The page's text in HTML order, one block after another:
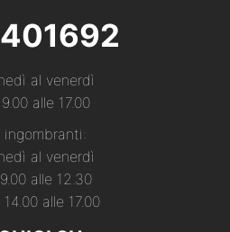
al venerdì
alle 17.00
ingombranti:
al venerdì
alle 12.30
alle 17.00